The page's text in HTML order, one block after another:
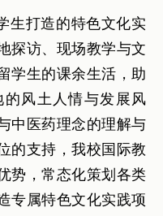
生打造的特色文化实
探访、现场教学与文
学生的课余生活，助
风土人情与发展风
中医药理念的理解与
的支持，我校国际教
势，常态化策划各类
专属特色文化实践项